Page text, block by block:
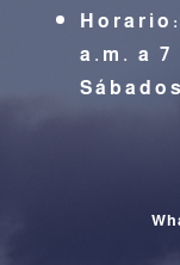
a.m. a 7